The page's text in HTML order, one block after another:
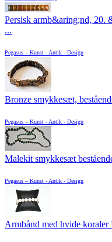
Persisk armb&aring;nd, 20.
...
Pegasus – Kunst - Antik - Design
Bronze smykkesæt,
Pegasus – Kunst - Antik - Design
Malekit smykkesæt
Pegasus – Kunst - Antik - Design
Armbånd med hvide